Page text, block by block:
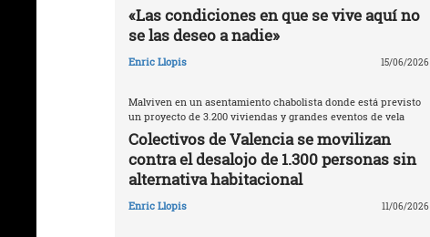
«Las condiciones en que se vive aquí no
se las deseo a nadie»
Enric Llopis 15/06/2026
Malviven en un asentamiento chabolista donde está previsto
un proyecto de 3.200 viviendas y grandes eventos de vela
Colectivos de Valencia se movilizan
contra el desalojo de 1.300 personas sin
alternativa habitacional
Enric Llopis 11/06/2026